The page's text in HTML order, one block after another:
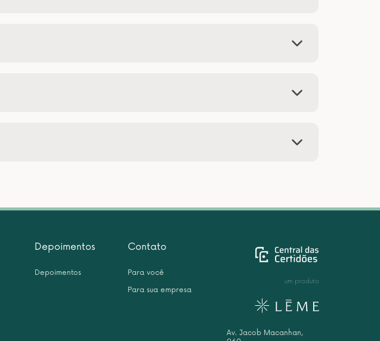
Depoimentos
Depoimentos
Contato
Para você
Para sua empresa
um produto
Av. Jacob Macanhan,